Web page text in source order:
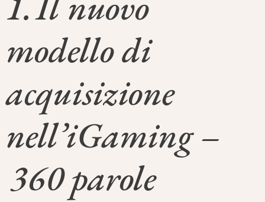
modello di
acquisizione
nell’iGaming –
360 parole